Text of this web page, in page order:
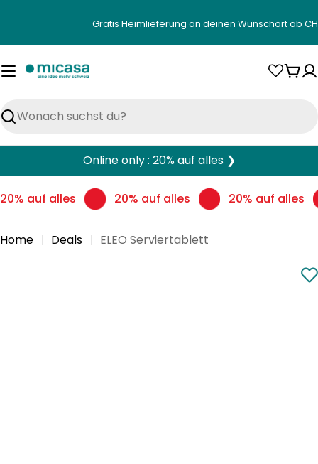
springen
Gratis Heimlieferung an deinen Wunschort ab
Suchen
Online only : 20% auf alles ❯
auf alles 20% auf alles 20% auf alles
Home Deals ELEO Serviertablett